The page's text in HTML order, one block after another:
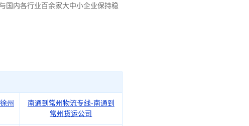
国内各行业百余家大中小企业保持稳
州
南通到常州物流专线-南通到
常州货运公司